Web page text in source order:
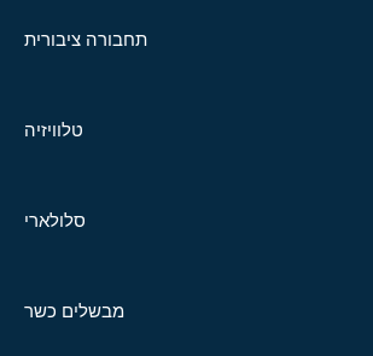
תחבורה ציבורית
טלוויזיה
סלולארי
מבשלים כשר